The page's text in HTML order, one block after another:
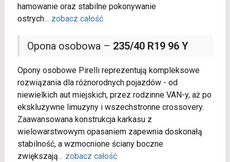
hamowanie oraz stabilne pokonywanie
ostrych... zobacz całość
Opona osobowa – 235/40 R19 96 Y
Opony osobowe Pirelli reprezentują kompleksowe
rozwiązania dla różnorodnych pojazdów - od
niewielkich aut miejskich, przez rodzinne VAN-y, aż po
ekskluzywne limuzyny i wszechstronne crossovery.
Zaawansowana konstrukcja karkasu z
wielowarstwowym opasaniem zapewnia doskonałą
stabilność, a wzmocnione ściany boczne
zwiększają... zobacz całość